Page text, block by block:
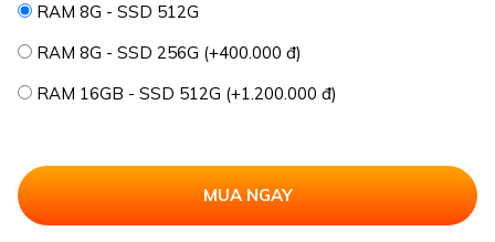
RAM 8G - SSD 512G
RAM 8G - SSD 256G (+400.000 đ)
RAM 16GB - SSD 512G (+1.200.000 đ)